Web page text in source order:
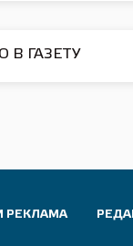
В ГАЗЕТУ
РЕКЛАМА